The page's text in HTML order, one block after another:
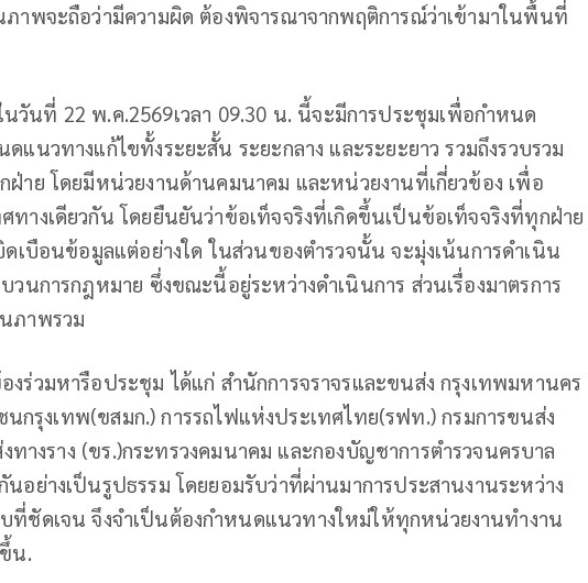
าพจะถือว่ามีความผิด ต้องพิจารณาจากพฤติการณ์ว่าเข้ามาในพื้นที่
วันที่ 22 พ.ค.2569เวลา 09.30 น. นี้จะมีการประชุมเพื่อกำหนด
แนวทางแก้ไขทั้งระยะสั้น ระยะกลาง และระยะยาว รวมถึงรวบรวม
าย โดยมีหน่วยงานด้านคมนาคม และหน่วยงานที่เกี่ยวข้อง เพื่อ
ทางเดียวกัน โดยยืนยันว่าข้อเท็จจริงที่เกิดขึ้นเป็นข้อเท็จจริงที่ทุกฝ่าย
เบือนข้อมูลแต่อย่างใด ในส่วนของตำรวจนั้น จะมุ่งเน้นการดำเนิน
วนการกฎหมาย ซึ่งขณะนี้อยู่ระหว่างดำเนินการ ส่วนเรื่องมาตรการ
ภาพรวม
งร่วมหารือประชุม ได้แก่ สำนักการจราจรและขนส่ง กรุงเทพมหานคร
นกรุงเทพ(ขสมก.) การรถไฟแห่งประเทศไทย(รฟท.) กรมการขนส่ง
ทางราง (ขร.)กระทรวงคมนาคม และกองบัญชาการตำรวจนครบาล
นอย่างเป็นรูปธรรม โดยยอมรับว่าที่ผ่านมาการประสานงานระหว่าง
ชัดเจน จึงจำเป็นต้องกำหนดแนวทางใหม่ให้ทุกหน่วยงานทำงาน
น.